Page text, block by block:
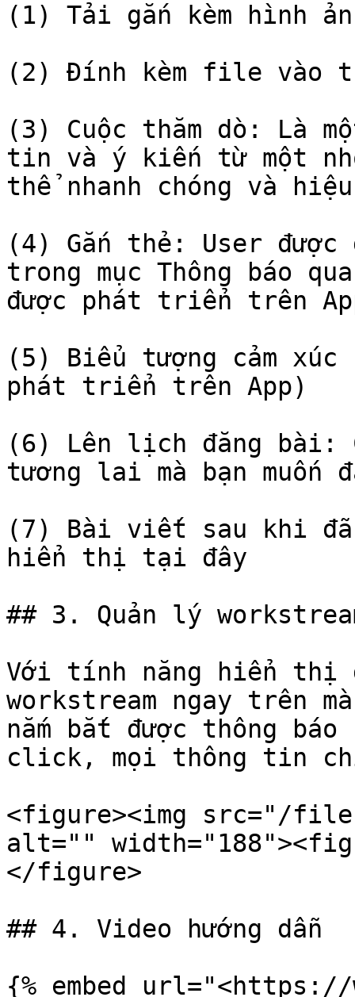
(1) Tải gắn kèm hình
(2) Đính kèm file vào
(3) Cuộc thăm dò: Là
tin và ý kiến từ một
thể nhanh chóng và
(4) Gắn thẻ: User được
trong mục Thông báo
được phát triển trên
(5) Biểu tượng cảm
phát triển trên App)
(6) Lên lịch đăng bài:
tương lai mà bạn muốn
(7) Bài viết sau khi đã
hiển thị tại đây
## 3. Quản lý
Với tính năng hiển thị
workstream ngay trên
nắm bắt được thông
click, mọi thông tin
<figure><img src="/files/
alt=""
</figure>
## 4. Video hướng dẫn
{% embed url="<https://